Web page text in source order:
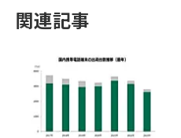
関連記事